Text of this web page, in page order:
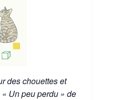
des chouettes et
Un peu perdu » de